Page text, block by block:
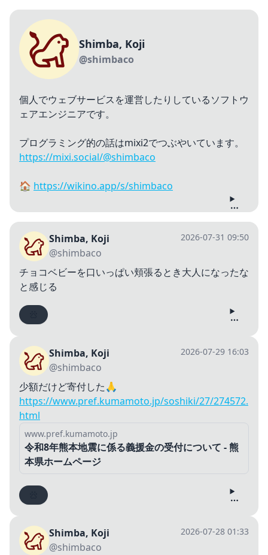
Shimba, Koji
@shimbaco
個人でウェブサービスを運営したりしているソフトウ
ェアエンジニアです。
プログラミング的の話はmixi2でつぶやいています。
https://mixi.social/@shimbaco
🏠 https://wikino.app/s/shimbaco
Shimba, Koji
@shimbaco
2026-07-31 09:50
チョコベビーを口いっぱい頬張るとき大人になったな
と感じる
Shimba, Koji
@shimbaco
2026-07-29 16:03
少額だけど寄付した🙏
https://www.pref.kumamoto.jp/soshiki/27/274572.
html
www.pref.kumamoto.jp
令和8年熊本地震に係る義援金の受付について - 熊
本県ホームページ
Shimba, Koji
@shimbaco
2026-07-28 01:33